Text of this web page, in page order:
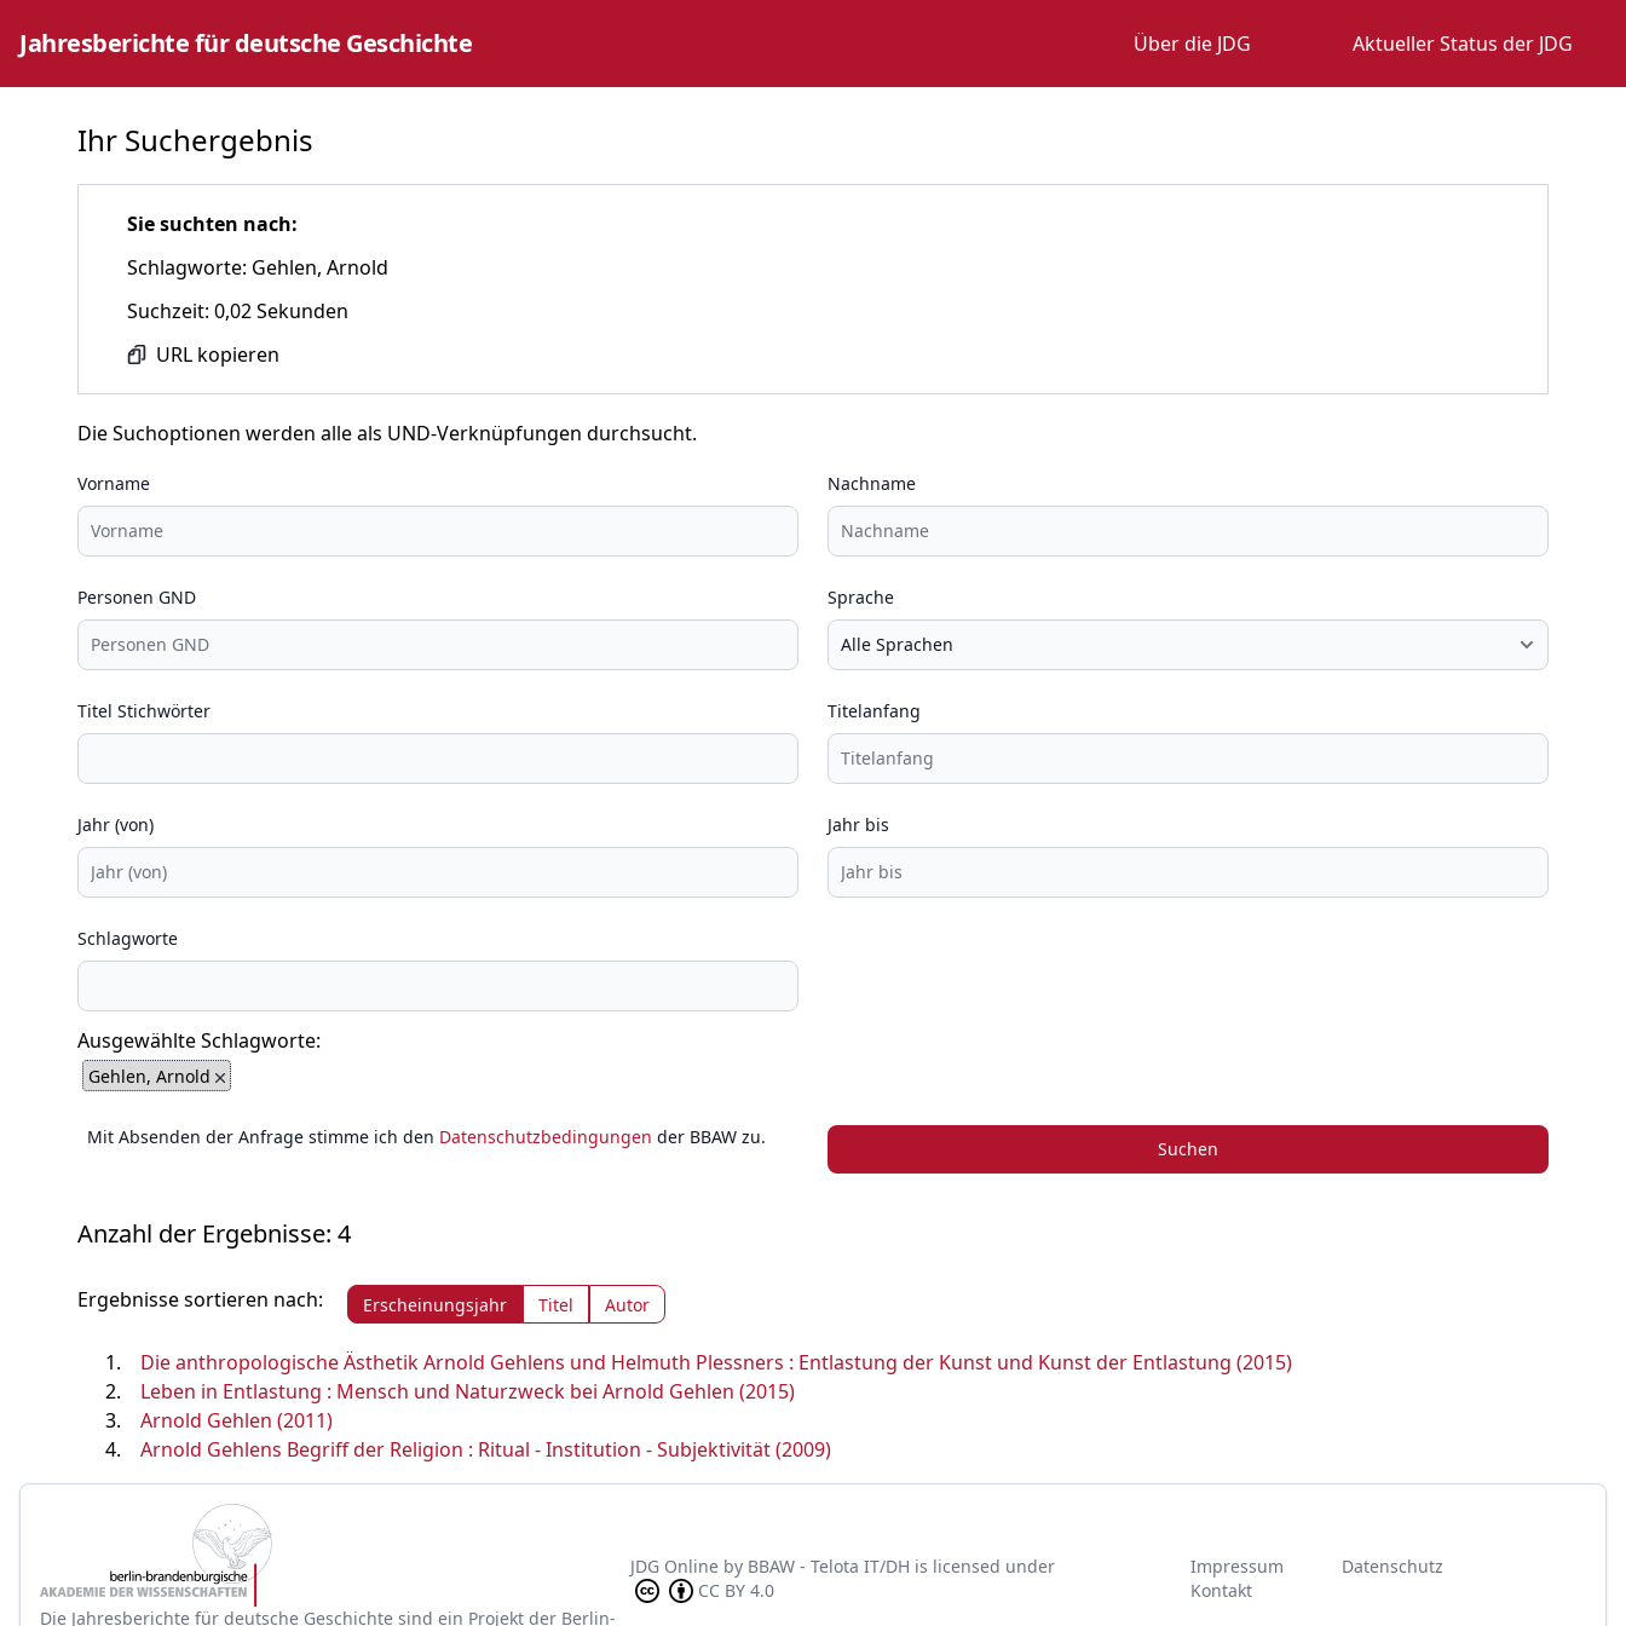
Jahresberichte für deutsche Geschichte Über die JDG Aktueller Status der JDG
Ihr Suchergebnis
Sie suchten nach:
Schlagworte: Gehlen, Arnold
Suchzeit: 0,02 Sekunden
URL kopieren
Die Suchoptionen werden alle als UND-Verknüpfungen durchsucht.
Vorname Nachname
Personen GND Sprache
Titel Stichwörter Titelanfang
Jahr (von) Jahr bis
Schlagworte
Ausgewählte Schlagworte:
Gehlen, Arnold
Mit Absenden der Anfrage stimme ich den Datenschutzbedingungen der BBAW zu.
Suchen
Anzahl der Ergebnisse: 4
Ergebnisse sortieren nach: Erscheinungsjahr Titel Autor
Die anthropologische Ästhetik Arnold Gehlens und Helmuth Plessners : Entlastung der Kunst und Kunst der Entlastung (2015)
Leben in Entlastung : Mensch und Naturzweck bei Arnold Gehlen (2015)
Arnold Gehlen (2011)
Arnold Gehlens Begriff der Religion : Ritual - Institution - Subjektivität (2009)
Die Jahresberichte für deutsche Geschichte sind ein Projekt der Berlin-
JDG Onlineby BBAW - Telota IT/DH is licensed under
CC BY 4.0
Impressum
Datenschutz
Kontakt